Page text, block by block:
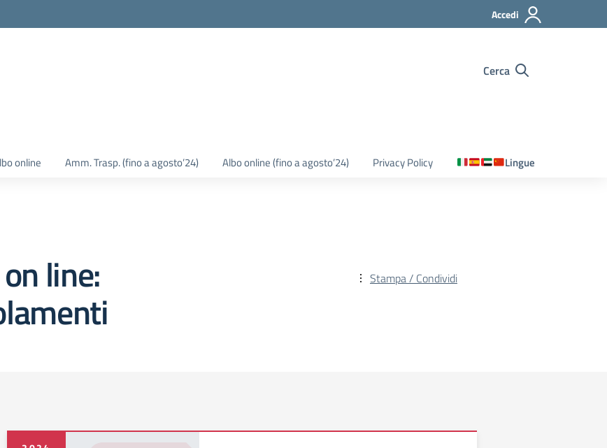
Accedi
Cerca
online Amm. Trasp. (fino a agosto’24) Albo online (fino a agosto’24) Privacy Policy Lingue
line: Stampa / Condividi